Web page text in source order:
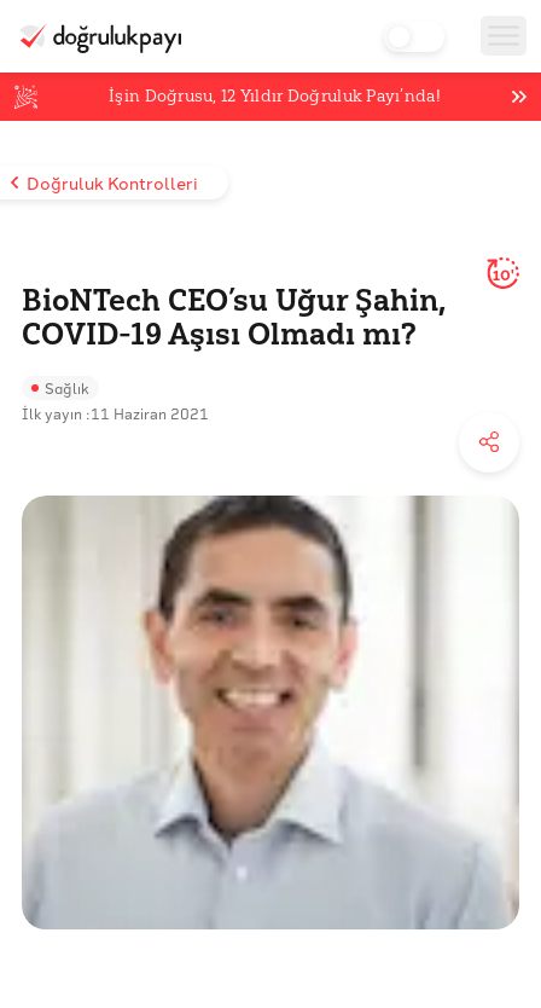
İşin Doğrusu,12 Yıldır Doğruluk Payı’nda!
Doğruluk Kontrolleri
BioNTech CEO’su Uğur Şahin,
COVID-19 Aşısı Olmadı mı?
10'
Sağlık
İlk yayın :11 Haziran 2021